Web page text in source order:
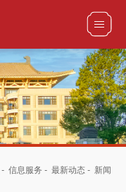
- 信息服务 - 最新动态 - 新闻